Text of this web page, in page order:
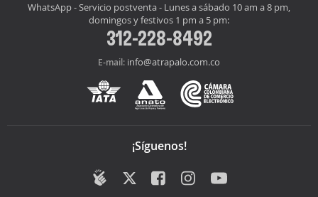
WhatsApp - Servicio postventa - Lunes a sábado 10 am a 8 pm,
domingos y festivos 1 pm a 5 pm:
312-228-8492
E-mail: info@atrapalo.com.co
¡Síguenos!